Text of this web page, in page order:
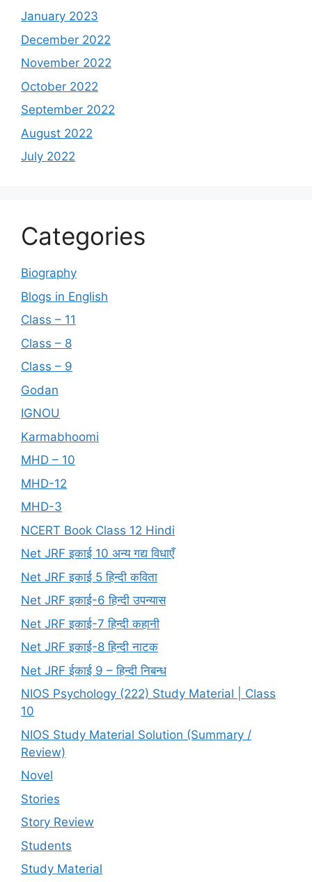
January 2023
December 2022
November 2022
October 2022
September 2022
August 2022
July 2022
Categories
Biography
Blogs in English
Class – 11
Class – 8
Class – 9
Godan
IGNOU
Karmabhoomi
MHD – 10
MHD-12
MHD-3
NCERT Book Class 12 Hindi
Net JRF इकाई 10 अन्य गद्य विधाएँ
Net JRF इकाई 5 हिन्दी कविता
Net JRF इकाई-6 हिन्दी उपन्यास
Net JRF इकाई-7 हिन्दी कहानी
Net JRF इकाई-8 हिन्दी नाटक
Net JRF ईकाई 9 – हिन्दी निबन्ध
NIOS Psychology (222) Study Material | Class
10
NIOS Study Material Solution (Summary /
Review)
Novel
Stories
Story Review
Students
Study Material